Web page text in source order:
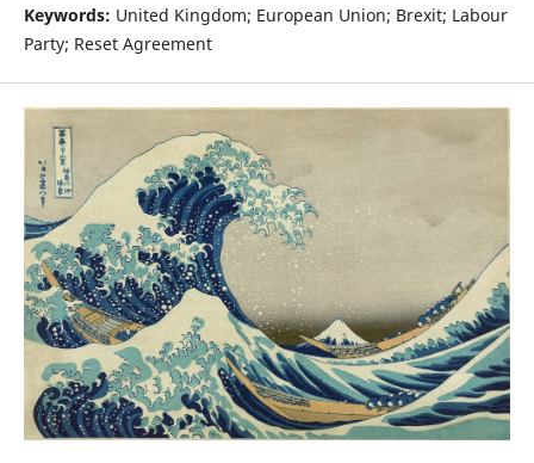
Keywords: United Kingdom; European Union; Brexit; Labour
Party; Reset Agreement